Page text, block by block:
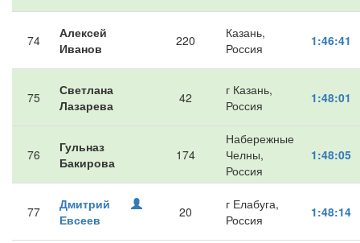
74
Алексей
Иванов
220
Казань,
Россия
1:46:41
75
Светлана
Лазарева
42
г Казань,
Россия
1:48:01
76
Гульназ
Бакирова
174
Набережные
Челны,
Россия
1:48:05
77
Дмитрий
Евсеев
20
г Елабуга,
Россия
1:48:14